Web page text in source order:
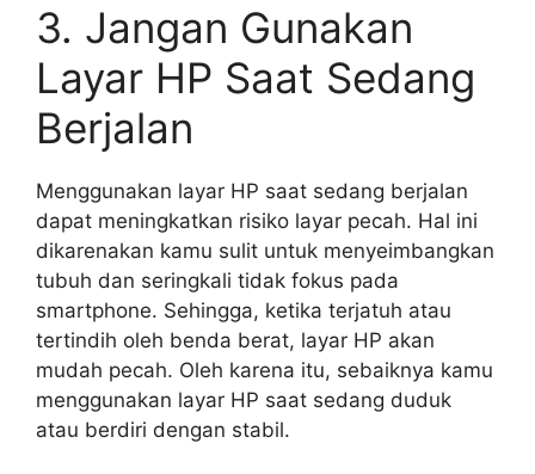
3. Jangan Gunakan
Layar HP Saat Sedang
Berjalan
Menggunakan layar HP saat sedang berjalan
dapat meningkatkan risiko layar pecah. Hal ini
dikarenakan kamu sulit untuk menyeimbangkan
tubuh dan seringkali tidak fokus pada
smartphone. Sehingga, ketika terjatuh atau
tertindih oleh benda berat, layar HP akan
mudah pecah. Oleh karena itu, sebaiknya kamu
menggunakan layar HP saat sedang duduk
atau berdiri dengan stabil.